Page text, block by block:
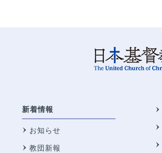
新着情報
お知らせ
教団新報